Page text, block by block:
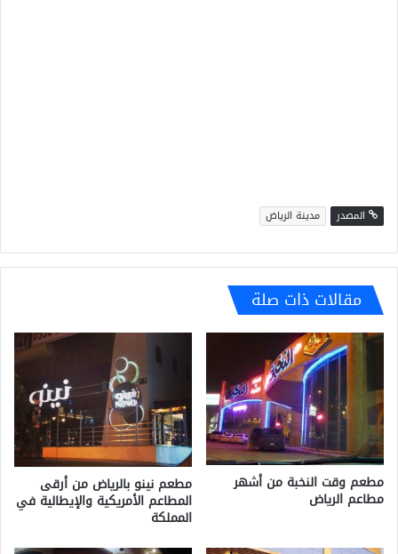
المصدر مدينة الرياض
مقالات ذات صلة
مطعم وقت النخبة من أشهر
مطاعم الرياض
مطعم نينو بالرياض من أرقى
المطاعم الأمريكية والإيطالية في
المملكة